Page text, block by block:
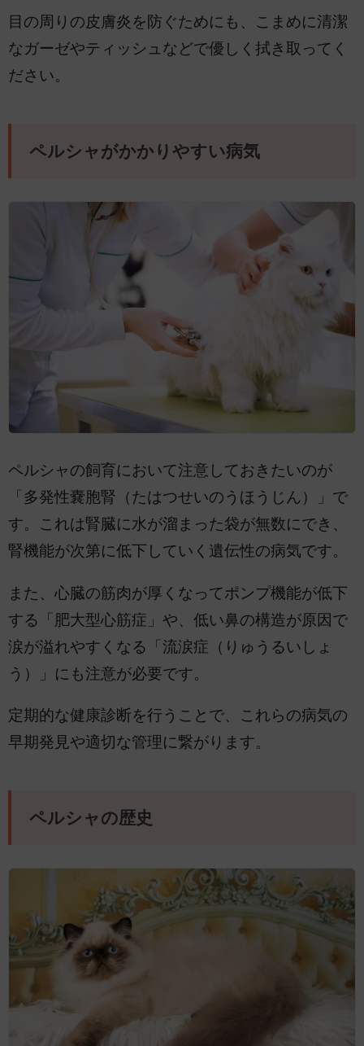
目の周りの皮膚炎を防ぐためにも、こまめに清潔
なガーゼやティッシュなどで優しく拭き取ってく
ださい。
ペルシャがかかりやすい病気
ペルシャの飼育において注意しておきたいのが
「多発性嚢胞腎（たはつせいのうほうじん）」で
す。これは腎臓に水が溜まった袋が無数にでき、
腎機能が次第に低下していく遺伝性の病気です。
また、心臓の筋肉が厚くなってポンプ機能が低下
する「肥大型心筋症」や、低い鼻の構造が原因で
涙が溢れやすくなる「流涙症（りゅうるいしょ
う）」にも注意が必要です。
定期的な健康診断を行うことで、これらの病気の
早期発見や適切な管理に繋がります。
ペルシャの歴史